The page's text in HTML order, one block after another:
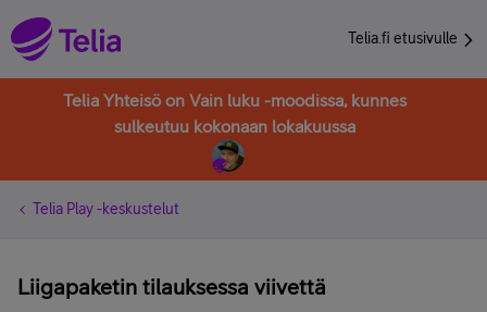
Telia.fi etusivulle
Telia Yhteisö on Vain luku -moodissa, kunnes
sulkeutuu kokonaan lokakuussa
Telia Play -keskustelut
Liigapaketin tilauksessa viivettä